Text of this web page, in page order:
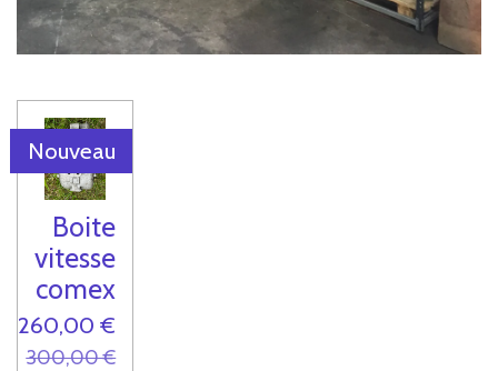
Nouveau
Boite
vitesse
comex
260,00 €
300,00 €